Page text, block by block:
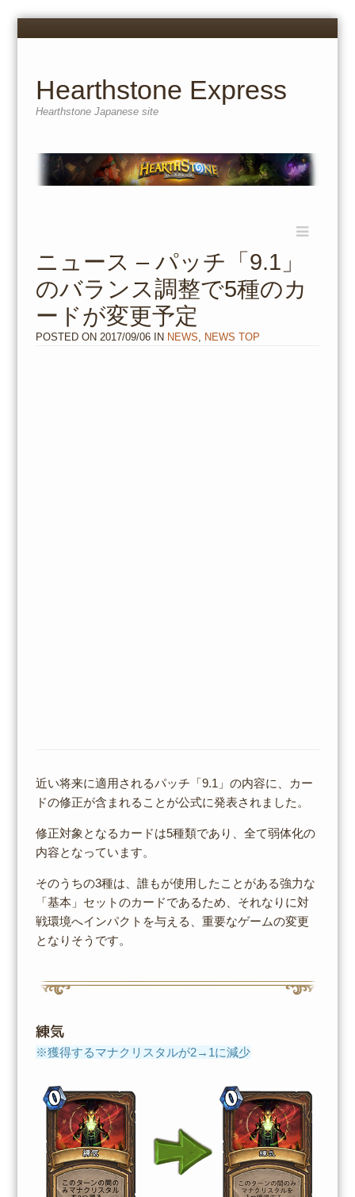
Menu
Hearthstone Express
Hearthstone Japanese site
content
ニュース – パッチ「9.1」
のバランス調整で5種のカ
ードが変更予定
POSTED ON 2017/09/06IN NEWS NEWS TOP
近い将来に適用されるパッチ「9.1」の内容に、カー
ドの修正が含まれることが公式に発表されました。
修正対象となるカードは5種類であり、全て弱体化の
内容となっています。
そのうちの3種は、誰もが使用したことがある強力な
「基本」セットのカードであるため、それなりに対
戦環境へインパクトを与える、重要なゲームの変更
となりそうです。
練気
※獲得するマナクリスタルが2→1に減少